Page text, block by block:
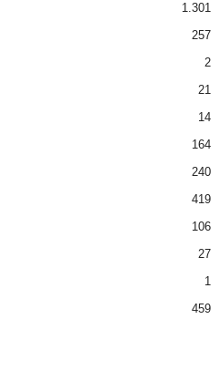
1.301
257
2
21
14
164
240
419
106
27
1
459